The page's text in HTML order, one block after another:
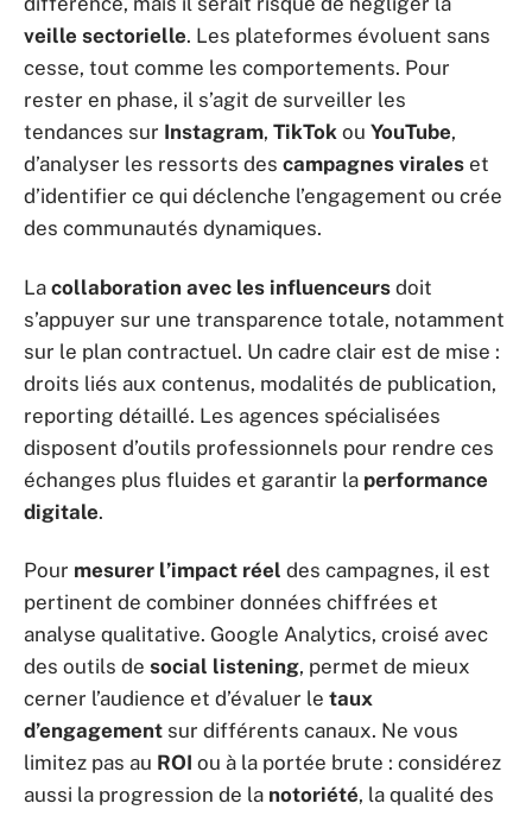
veille sectorielle. Les plateformes évoluent sans
cesse, tout comme les comportements. Pour
rester en phase, il s’agit de surveiller les
tendances sur Instagram, TikTok ou YouTube,
d’analyser les ressorts des campagnes virales et
d’identifier ce qui déclenche l’engagement ou crée
des communautés dynamiques.
La collaboration avec les influenceurs doit
s’appuyer sur une transparence totale, notamment
sur le plan contractuel. Un cadre clair est de mise :
droits liés aux contenus, modalités de publication,
reporting détaillé. Les agences spécialisées
disposent d’outils professionnels pour rendre ces
échanges plus fluides et garantir la performance
digitale.
Pour mesurer l’impact réel des campagnes, il est
pertinent de combiner données chiffrées et
analyse qualitative. Google Analytics, croisé avec
des outils de social listening, permet de mieux
cerner l’audience et d’évaluer le taux
d’engagement sur différents canaux. Ne vous
limitez pas au ROI ou à la portée brute : considérez
aussi la progression de la notoriété, la qualité des